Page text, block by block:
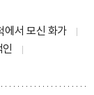
에서 모신 화가